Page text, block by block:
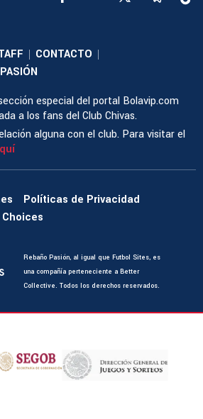
| CONTACTO |
especial del portal Bolavip.com
a los fans del Club Chivas.
alguna con el club. Para visitar el
Políticas de Privacidad
Choices
Rebaño Pasión, al igual que Futbol Sites, es
una compañía perteneciente a Better
Collective. Todos los derechos reservados.